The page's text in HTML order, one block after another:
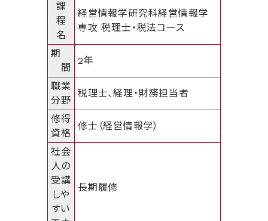
課
程
名
経営情報学研究科経営情報学
専攻 税理士・税法コース
期
間
2年
職業
分野
税理士、経理・財務担当者
修得
資格
修士（経営情報学）
社会
人の
受講
しや
すい
長期履修